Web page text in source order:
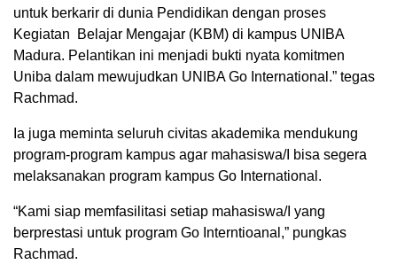
untuk berkarir di dunia Pendidikan dengan proses
Kegiatan Belajar Mengajar (KBM) di kampus UNIBA
Madura. Pelantikan ini menjadi bukti nyata komitmen
Uniba dalam mewujudkan UNIBA Go International.” tegas
Rachmad.
Ia juga meminta seluruh civitas akademika mendukung
program-program kampus agar mahasiswa/I bisa segera
melaksanakan program kampus Go International.
“Kami siap memfasilitasi setiap mahasiswa/I yang
berprestasi untuk program Go Interntioanal,” pungkas
Rachmad.